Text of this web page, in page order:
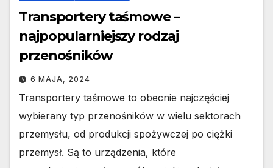
Transportery taśmowe –
najpopularniejszy rodzaj
przenośników
6 MAJA, 2024
Transportery taśmowe to obecnie najczęściej
wybierany typ przenośników w wielu sektorach
przemysłu, od produkcji spożywczej po ciężki
przemysł. Są to urządzenia, które